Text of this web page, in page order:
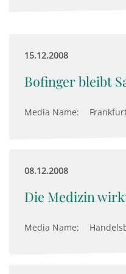
15.12.2008
Bofinger bleibt
Media Name:
08.12.2008
Die Medizin
Media Name: